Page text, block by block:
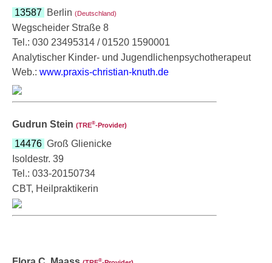
13587 Berlin (Deutschland)
Wegscheider Straße 8
Tel.: 030 23495314 / 01520 1590001
Analytischer Kinder- und Jugendlichenpsychotherapeut
Web.: www.praxis-christian-knuth.de
Gudrun Stein (TRE®‑Provider)
14476 Groß Glienicke
Isoldestr. 39
Tel.: 033-20150734
CBT, Heilpraktikerin
®